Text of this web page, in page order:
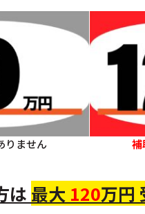
りません 補
は 最大 120万円